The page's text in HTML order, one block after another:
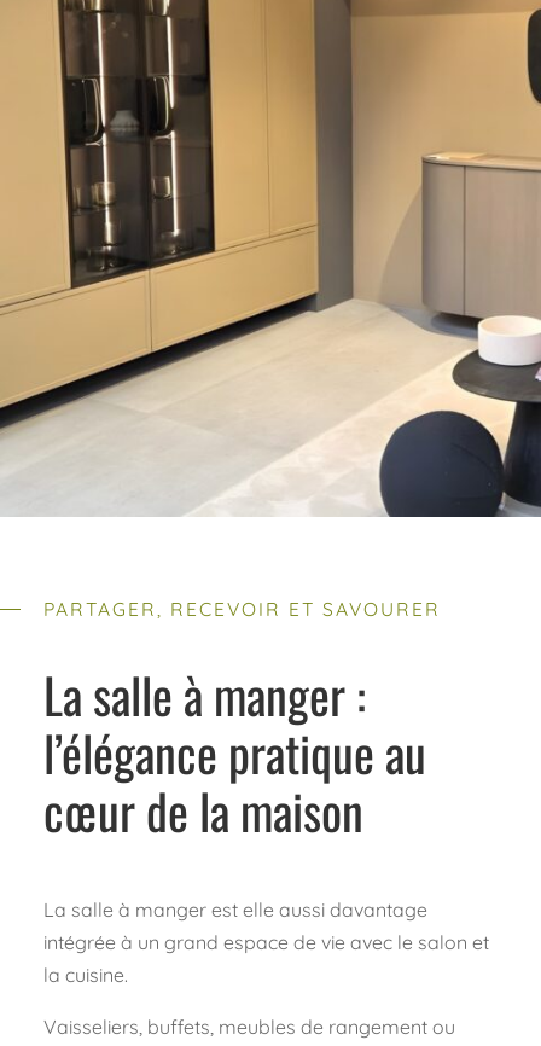
PARTAGER, RECEVOIR ET SAVOURER
La salle à manger :
l’élégance pratique au
cœur de la maison
La salle à manger est elle aussi davantage
intégrée à un grand espace de vie avec le salon et
la cuisine.
Vaisseliers, buffets, meubles de rangement ou